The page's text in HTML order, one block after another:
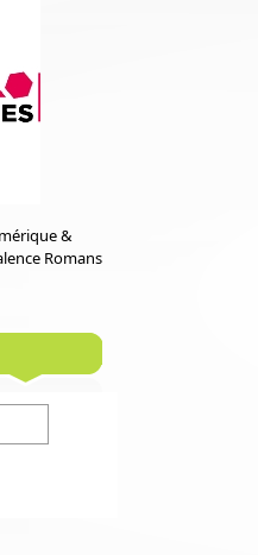
&
Romans